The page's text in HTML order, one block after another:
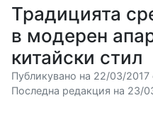
Традицията
в модерен
китайски стил
Публикувано на 22/03/2017
Последна редакция на 23/
Аз съм майстор
Търся майстор